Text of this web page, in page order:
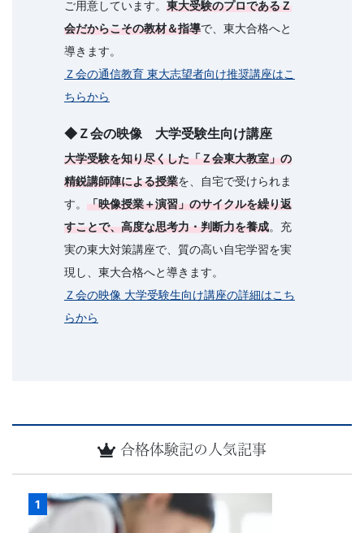
ご用意しています。 東大受験のプロであるＺ
会だからこその教材＆指導で、東大合格へと
導きます。
Ｚ会の通信教育 東大志望者向け推奨講座はこ
ちらから
◆Ｚ会の映像 大学受験生向け講座
大学受験を知り尽くした「Ｚ会東大教室」の
精鋭講師陣による授業を、自宅で受けられま
す。
「映像授業＋演習」のサイクルを繰り返
すことで、高度な思考力・判断力を養成。充
実の東大対策講座で、質の高い自宅学習を実
現し、東大合格へと導きます。
Ｚ会の映像 大学受験生向け講座の詳細はこち
らから
合格体験記の人気記事